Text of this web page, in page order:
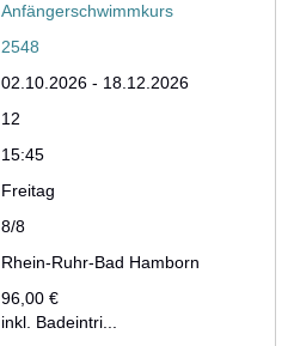
Anfängerschwimmkurs
2548
02.10.2026 - 18.12.2026
12
15:45
Freitag
8/8
Rhein-Ruhr-Bad Hamborn
96,00 €
inkl. Badeintri...